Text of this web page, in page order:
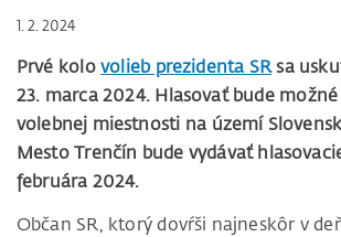
1. 2. 2024
Prvé kolovolieb prezidenta SRsa
23. marca 2024. Hlasovať bude
volebnej miestnosti na území
Mesto Trenčín bude vydávať
februára 2024.
Občan SR, ktorý dovŕši najneskôr v